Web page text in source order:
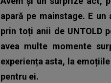
apară pe mainstage. E
prin toți anii de UNTOLD
avea multe momente
experiența asta, la
pentru ei.